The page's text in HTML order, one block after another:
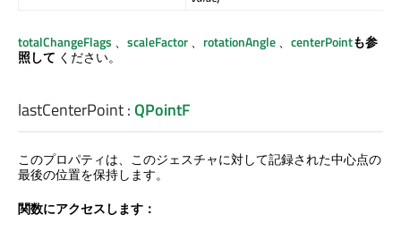
totalChangeFlags 、 scaleFactor、 rotationAngle、 centerPointも参
照して ください。
lastCenterPoint:QPointF
このプロパティは、このジェスチャに対して記録された中心点の
最後の位置を保持します。
関数にアクセスします：